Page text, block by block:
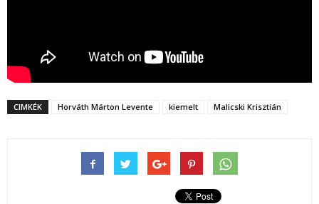
CIMKÉK Horváth Márton Levente kiemelt Malicski Krisztián